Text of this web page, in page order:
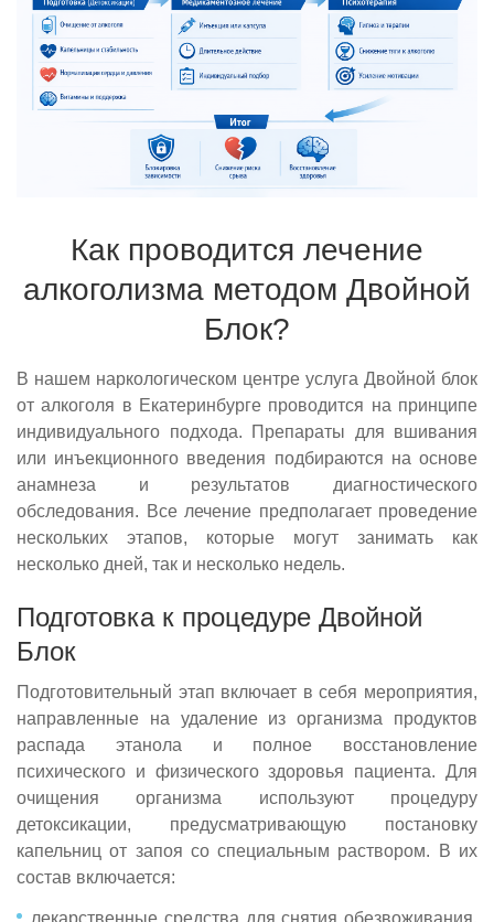
Как проводится лечение
алкоголизма методом Двойной
Блок?
В нашем наркологическом центре услуга Двойной блок
от алкоголя в Екатеринбурге проводится на принципе
индивидуального подхода. Препараты для вшивания
или инъекционного введения подбираются на основе
анамнеза и результатов диагностического
обследования. Все лечение предполагает проведение
нескольких этапов, которые могут занимать как
несколько дней, так и несколько недель.
Подготовка к процедуре Двойной
Блок
Подготовительный этап включает в себя мероприятия,
направленные на удаление из организма продуктов
распада этанола и полное восстановление
психического и физического здоровья пациента. Для
очищения организма используют процедуру
детоксикации, предусматривающую постановку
капельниц от запоя со специальным раствором. В их
состав включается: